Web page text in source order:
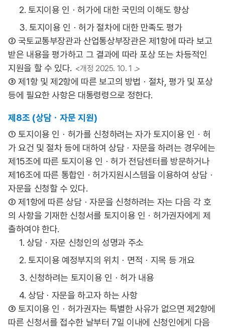
2. 토지이용 인ㆍ허가에 대한 국민의 이해도 향상
3. 토지이용 인ㆍ허가 절차에 대한 만족도 평가
② 국토교통부장관과 산업통상부장관은 제1항에 따라 보고
받은 내용을 평가하고 그 결과에 따라 포상 또는 차등적인
지원을 할 수 있다. <개정 2025. 10. 1 .>
③ 제1항 및 제2항에 따른 보고의 방법ㆍ절차, 평가 및 포상
등에 필요한 사항은 대통령령으로 정한다.
제8조 (상담ㆍ자문 지원)
① 토지이용 인ㆍ허가를 신청하려는 자가 토지이용 인ㆍ허
가 요건 및 절차 등에 대하여 상담ㆍ자문을 하려는 경우에는
제15조에 따른 토지이용 인ㆍ허가 전담센터를 방문하거나
제16조에 따른 통합인ㆍ허가지원시스템을 이용하여 상담ㆍ
자문을 신청할 수 있다.
② 제1항에 따른 상담ㆍ자문을 신청하려는 자는 다음 각 호
의 사항을 기재한 신청서를 토지이용 인ㆍ허가권자에게 제
출하여야 한다.
1. 상담ㆍ자문 신청인의 성명과 주소
2. 토지이용 예정부지의 위치ㆍ면적ㆍ지목 등 개요
3. 신청하려는 토지이용 인ㆍ허가 내용
4. 상담ㆍ자문을 하고자 하는 사항
③ 토지이용 인ㆍ허가권자는 특별한 사유가 없으면 제2항에
따른 신청서를 접수한 날부터 7일 이내에 신청인에게 다음